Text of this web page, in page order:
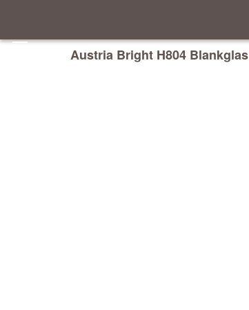
Austria Bright H804 Blankglas